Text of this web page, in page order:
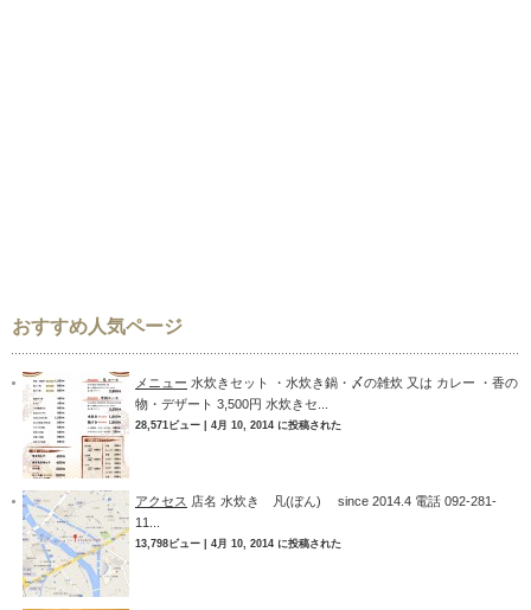
おすすめ人気ページ
メニュー 水炊きセット ・水炊き鍋・〆の雑炊 又は カレー ・香の
物・デザート 3,500円 水炊きセ...
28,571ビュー 4月 10, 2014 に投稿された
アクセス 店名 水炊き 凡(ぼん) since 2014.4 電話 092-281-
11...
13,798ビュー 4月 10, 2014 に投稿された